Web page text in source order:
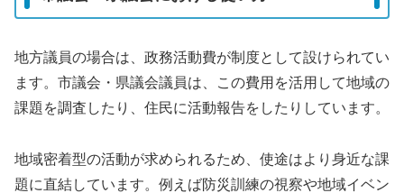
地方議員の場合は、政務活動費が制度として設けられてい
ます。市議会・県議会議員は、この費用を活用して地域の
課題を調査したり、住民に活動報告をしたりしています。
地域密着型の活動が求められるため、使途はより身近な課
題に直結しています。例えば防災訓練の視察や地域イベン